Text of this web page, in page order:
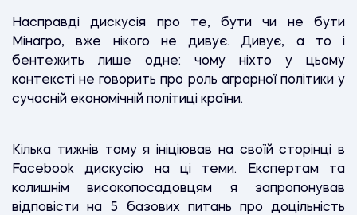
Насправді дискусія про те, бути чи не бути
Мінагро, вже нікого не дивує. Дивує, а то і
бентежить лише одне: чому ніхто у цьому
контексті не говорить про роль аграрної політики у
сучасній економічній політиці країни.
Кілька тижнів тому я ініціював на своїй сторінці в
Facebook дискусію на ці теми. Експертам та
колишнім високопосадовцям я запропонував
відповісти на 5 базових питань про доцільність